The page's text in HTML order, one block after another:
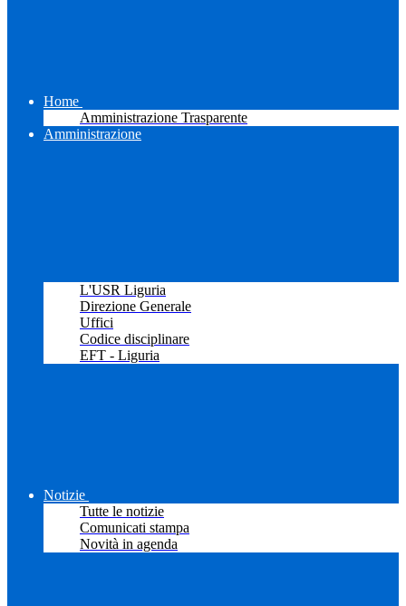
Home
Amministrazione Trasparente
Amministrazione
L'USR Liguria
Direzione Generale
Uffici
Codice disciplinare
EFT - Liguria
Notizie
Tutte le notizie
Comunicati stampa
Novità in agenda